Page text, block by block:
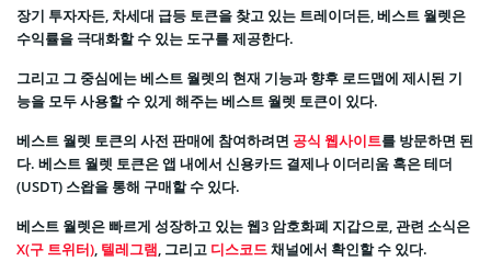
장기 투자자든, 차세대 급등 토큰을 찾고 있는 트레이더든, 베스트 월렛은
수익률을 극대화할 수 있는 도구를 제공한다.
그리고 그 중심에는 베스트 월렛의 현재 기능과 향후 로드맵에 제시된 기
능을 모두 사용할 수 있게 해주는 베스트 월렛 토큰이 있다.
베스트 월렛 토큰의 사전 판매에 참여하려면 공식 웹사이트를 방문하면 된
다. 베스트 월렛 토큰은 앱 내에서 신용카드 결제나 이더리움 혹은 테더
(USDT) 스왑을 통해 구매할 수 있다.
베스트 월렛은 빠르게 성장하고 있는 웹3 암호화폐 지갑으로, 관련 소식은
X(구 트위터), 텔레그램, 그리고 디스코드채널에서 확인할 수 있다.